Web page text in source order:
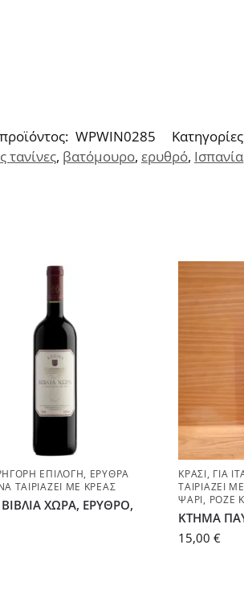
WPWIN0285
τανίνες, βατόμουρο, ερυθρό, Ισπανία
ΕΠΙΛΟΓΉ, ΕΡΥΘΡΆ
ΤΑΙΡΙΆΖΕΙ ΜΕ ΚΡΈΑΣ
ΧΩΡΑ, ΕΡΥΘΡΟ,
ΚΡΑΣΊ, ΓΙΑ
ΤΑΙΡΙΆΖΕΙ
ΨΆΡΙ, ΡΟΖΈ
ΚΤΗΜΑ
15,00€